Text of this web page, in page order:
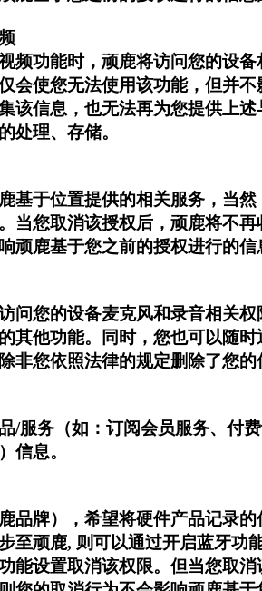
频功能时，顽鹿将访问您的设
会使您无法使用该功能，但并
该信息，也无法再为您提供上
处理、存储。
基于位置提供的相关服务，当
当您取消该授权后，顽鹿将不
顽鹿基于您之前的授权进行的信
问您的设备麦克风和录音相关
其他功能。同时，您也可以随
非您依照法律的规定删除了您
/服务（如：订阅会员服务、付
信息。
品牌），希望将硬件产品记录
至顽鹿, 则可以通过开启蓝牙
能设置取消该权限。但当您取